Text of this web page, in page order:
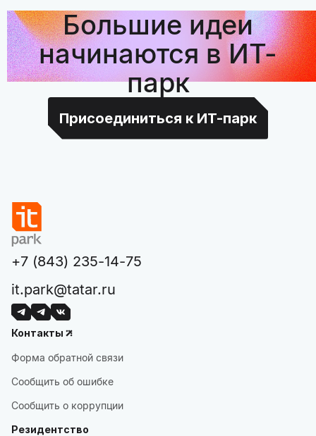
Большие идеи
начинаются в ИТ-
парк
Присоединиться к ИТ-парк
+7 (843) 235-14-75
it.park@tatar.ru
Контакты
Форма обратной связи
Сообщить об ошибке
Сообщить о коррупции
Резидентство